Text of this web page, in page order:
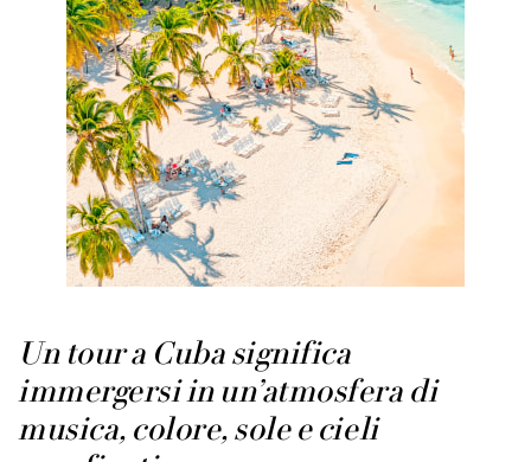
Un tour a Cuba significa
immergersi in un’atmosfera di
musica, colore, sole e cieli